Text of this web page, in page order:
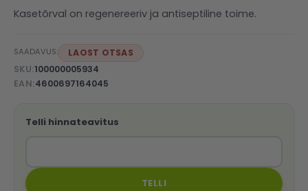
Kasetõrval on regenereeriv ja antiseptiline toime.
SAADAVUS:
LAOST OTSAS
SKU 100000005934
EAN 4600697164045
Telli hinnateavitus
TELLI